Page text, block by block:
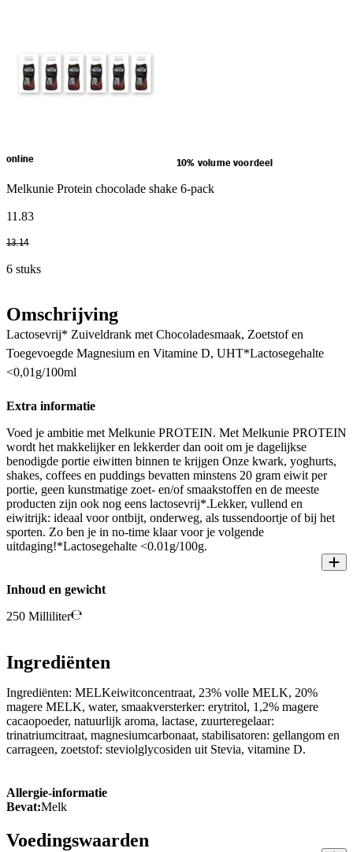
online 10% volume voordeel
Melkunie Protein chocolade shake 6-pack
11 .83
13.14
6 stuks
Omschrijving
Lactosevrij* Zuiveldrank met Chocoladesmaak, Zoetstof en
Toegevoegde Magnesium en Vitamine D, UHT*Lactosegehalte
<0,01g/100ml
Extra informatie
Voed je ambitie met Melkunie PROTEIN. Met Melkunie PROTEIN
wordt het makkelijker en lekkerder dan ooit om je dagelijkse
benodigde portie eiwitten binnen te krijgen Onze kwark, yoghurts,
shakes, coffees en puddings bevatten minstens 20 gram eiwit per
portie, geen kunstmatige zoet- en/of smaakstoffen en de meeste
producten zijn ook nog eens lactosevrij*.Lekker, vullend en
eiwitrijk: ideaal voor ontbijt, onderweg, als tussendoortje of bij het
sporten. Zo ben je in no-time klaar voor je volgende
uitdaging!*Lactosegehalte <0.01g/100g.
Inhoud en gewicht
250 Milliliter
Ingrediënten
Ingrediënten: MELKeiwitconcentraat, 23% volle MELK, 20%
magere MELK, water, smaakversterker: erytritol, 1,2% magere
cacaopoeder, natuurlijk aroma, lactase, zuurteregelaar:
trinatriumcitraat, magnesiumcarbonaat, stabilisatoren: gellangom en
carrageen, zoetstof: steviolglycosiden uit Stevia, vitamine D.
Allergie-informatie
Bevat:Melk
Voedingswaarden